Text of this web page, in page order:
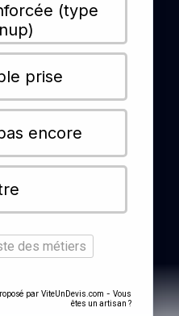
(type
prise
encore
des métiers
par ViteUnDevis.com - Vous
êtes un artisan ?